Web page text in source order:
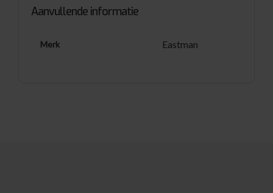
Aanvullende informatie
Merk Eastman